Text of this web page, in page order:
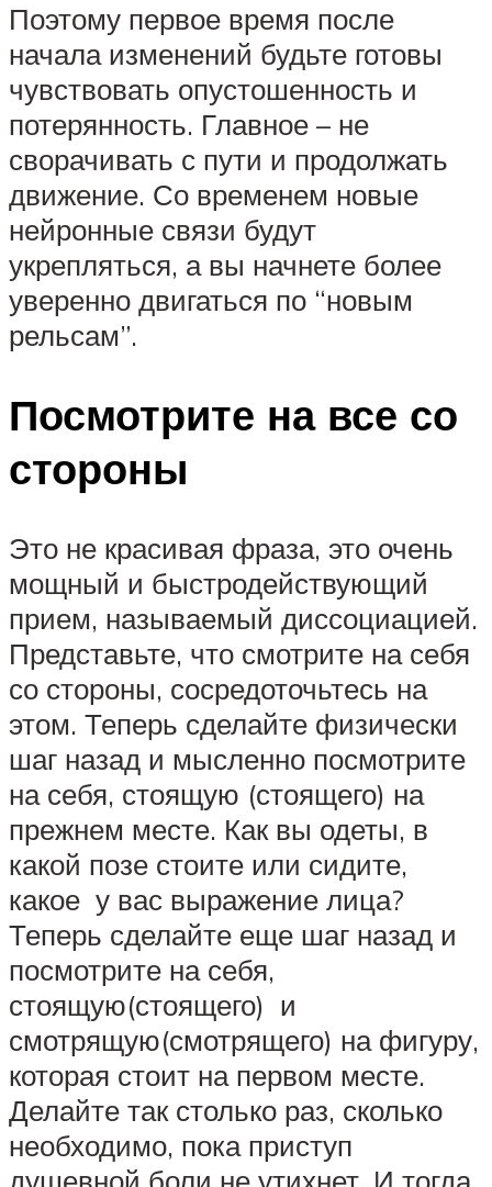
Поэтому первое время после
начала изменений будьте готовы
чувствовать опустошенность и
потерянность. Главное – не
сворачивать с пути и продолжать
движение. Со временем новые
нейронные связи будут
укрепляться, а вы начнете более
уверенно двигаться по “новым
рельсам”.
Посмотрите на все со
стороны
Это не красивая фраза, это очень
мощный и быстродействующий
прием, называемый диссоциацией.
Представьте, что смотрите на себя
со стороны, сосредоточьтесь на
этом. Теперь сделайте физически
шаг назад и мысленно посмотрите
на себя, стоящую (стоящего) на
прежнем месте. Как вы одеты, в
какой позе стоите или сидите,
какое у вас выражение лица?
Теперь сделайте еще шаг назад и
посмотрите на себя,
стоящую(стоящего) и
смотрящую(смотрящего) на фигуру,
которая стоит на первом месте.
Делайте так столько раз, сколько
необходимо, пока приступ